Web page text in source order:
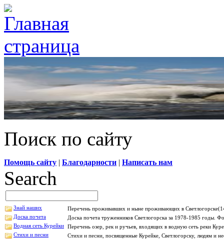
Поиск по сайту
Помощь сайту | Благодарности | Написать нам
Search
Знай наших
Перечень проживавших и ныне проживающих в
Доска почета
Доска почета труженников Светлогорска за 1978-1985 годы.
Водная сеть Курейки Перечень озер, рек и ручьев, входящих в водную сеть реки
Стихи и песни
Стихи и песни, посвященные Курейке, Светлогорску, людям и